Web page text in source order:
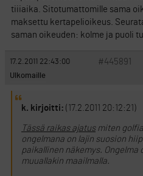
tiiiaika. Sitotumattomille sama
maksettu kertapelioikeus.
saman oikeuden: kolme ja puoli
17.2.2011 22:43:00 #445891
Ulkomaille
k. kirjoitti: (17.2.2011 20:12:21)
Tässä raikas ajatusmiten
ongelmana on lajin suosion
paikallinen näkemys. Ongelma
muuallakin maailmalla.